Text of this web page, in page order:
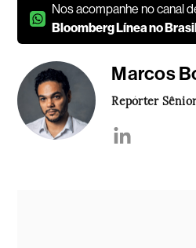
Nos acompanhe no canal
Bloomberg Línea no
Marcos
Repórter Sênior